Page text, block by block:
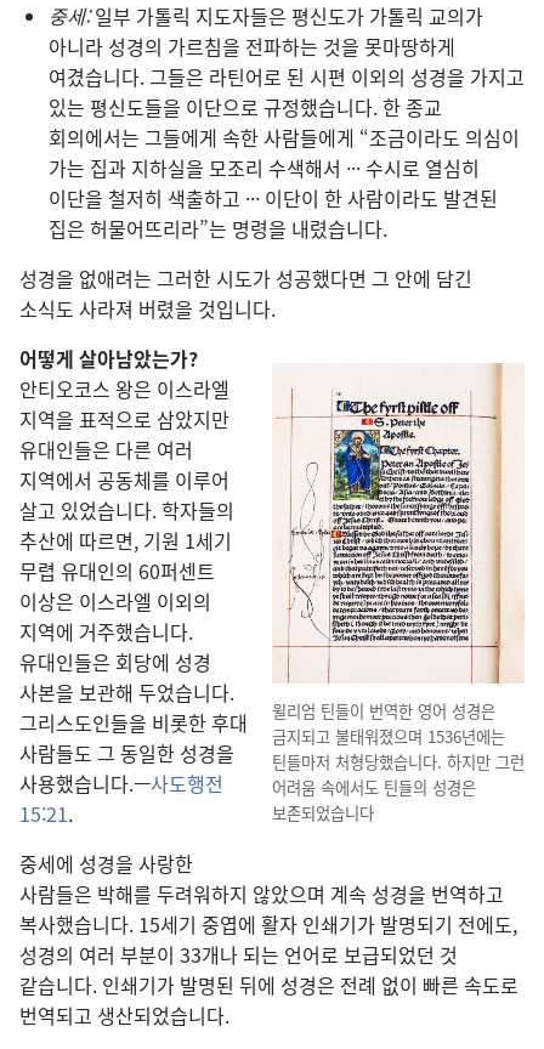
중세:일부 가톨릭 지도자들은 평신도가 가톨릭 교의가
아니라 성경의 가르침을 전파하는 것을 못마땅하게
여겼습니다. 그들은 라틴어로 된 시편 이외의 성경을 가지고
있는 평신도들을 이단으로 규정했습니다. 한 종교
회의에서는 그들에게 속한 사람들에게 “조금이라도 의심이
가는 집과 지하실을 모조리 수색해서 ··· 수시로 열심히
이단을 철저히 색출하고 ··· 이단이 한 사람이라도 발견된
집은 허물어뜨리라”는 명령을 내렸습니다.
성경을 없애려는 그러한 시도가 성공했다면 그 안에 담긴
소식도 사라져 버렸을 것입니다.
윌리엄 틴들이 번역한 영어 성경은
금지되고 불태워졌으며 1536년에는
틴들마저 처형당했습니다. 하지만 그런
어려움 속에서도 틴들의 성경은
보존되었습니다
어떻게 살아남았는가?
안티오코스 왕은 이스라엘
지역을 표적으로 삼았지만
유대인들은 다른 여러
지역에서 공동체를 이루어
살고 있었습니다. 학자들의
추산에 따르면, 기원 1세기
무렵 유대인의 60퍼센트
이상은 이스라엘 이외의
지역에 거주했습니다.
유대인들은 회당에 성경
사본을 보관해 두었습니다.
그리스도인들을 비롯한 후대
사람들도 그 동일한 성경을
사용했습니다.—사도행전
15:21.
중세에 성경을 사랑한
사람들은 박해를 두려워하지 않았으며 계속 성경을 번역하고
복사했습니다. 15세기 중엽에 활자 인쇄기가 발명되기 전에도,
성경의 여러 부분이 33개나 되는 언어로 보급되었던 것
같습니다. 인쇄기가 발명된 뒤에 성경은 전례 없이 빠른 속도로
번역되고 생산되었습니다.